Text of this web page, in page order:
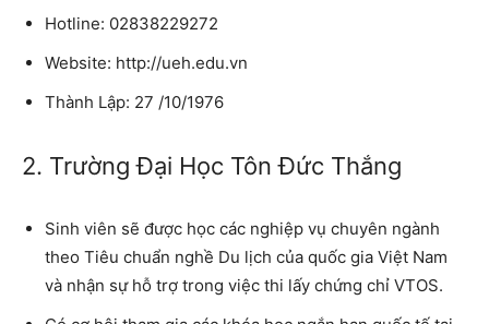
Hotline: 02838229272
Website: http://ueh.edu.vn
Thành Lập: 27 /10/1976
2. Trường Đại Học Tôn Đức Thắng
Sinh viên sẽ được học các nghiệp vụ chuyên ngành
theo Tiêu chuẩn nghề Du lịch của quốc gia Việt Nam
và nhận sự hỗ trợ trong việc thi lấy chứng chỉ VTOS.